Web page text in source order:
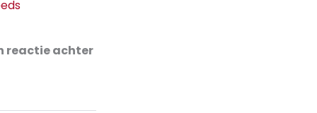
reactie achter